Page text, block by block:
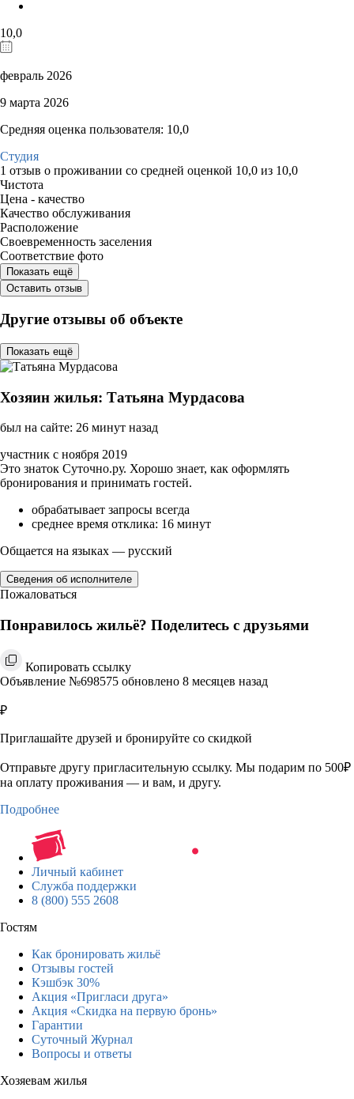
10,0
февраль 2026
9 марта 2026
Средняя оценка пользователя: 10,0
Студия
1 отзыв о проживании со средней оценкой 10,0 из 10,0
Чистота
Цена - качество
Качество обслуживания
Расположение
Своевременность заселения
Соответствие фото
Показать ещё
Оставить отзыв
Другие отзывы об объекте
Показать ещё
Хозяин жилья: Татьяна Мурдасова
был на сайте: 26 минут назад
участник с ноября 2019
Это знаток Суточно.ру. Хорошо знает, как оформлять
бронирования и принимать гостей.
обрабатывает запросы всегда
среднее время отклика: 16 минут
Общается на языках — русский
Сведения об исполнителе
Пожаловаться
Понравилось жильё? Поделитесь с друзьями
Копировать ссылку
Объявление №698575 обновлено 8 месяцев назад
₽
Приглашайте друзей и бронируйте со скидкой
Отправьте другу пригласительную ссылку. Мы подарим по 500₽
на оплату проживания — и вам, и другу.
Подробнее
Личный кабинет
Служба поддержки
8 (800) 555 2608
Гостям
Как бронировать жильё
Отзывы гостей
Кэшбэк 30%
Акция «Пригласи друга»
Акция «Скидка на первую бронь»
Гарантии
Суточный Журнал
Вопросы и ответы
Хозяевам жилья